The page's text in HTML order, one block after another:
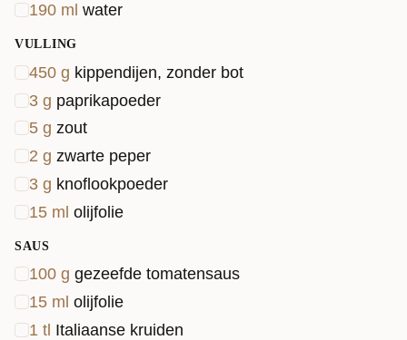
190 ml water
VULLING
450 g kippendijen, zonder bot
3 g paprikapoeder
5 g zout
2 g zwarte peper
3 g knoflookpoeder
15 ml olijfolie
SAUS
100 g gezeefde tomatensaus
15 ml olijfolie
1 tl Italiaanse kruiden